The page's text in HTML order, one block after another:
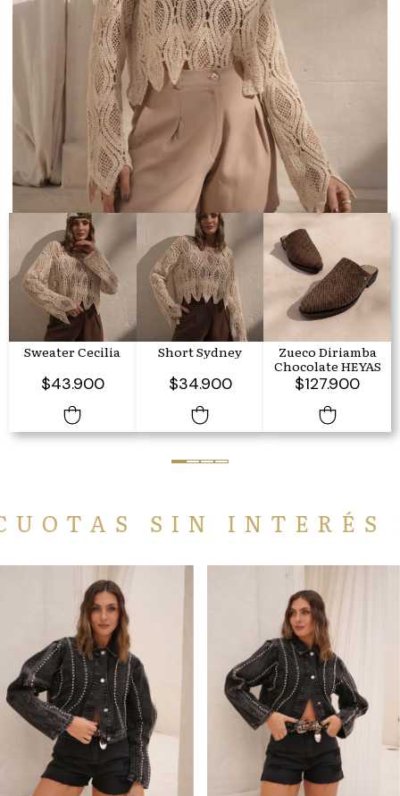
Sweater Cecilia
$43.900
Short Sydney
$34.900
Zueco Diriamba
Chocolate HEYAS
$127.900
EN TODA LA